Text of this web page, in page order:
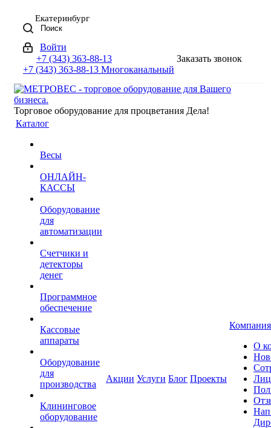
Екатеринбург
Поиск
Войти
+7 (343) 363-88-13
+7 (343) 363-88-13 Многоканальный
Заказать звонок
Торговое оборудование для процветания Дела!
Каталог
Весы
ОНЛАЙН-
КАССЫ
Оборудование
для
автоматизации
Счетчики и
детекторы
денег
Программное
обеспечение
Кассовые
аппараты
Оборудование
для
производства
Клининговое
оборудование
Акции Услуги Блог Проекты
Компания
О